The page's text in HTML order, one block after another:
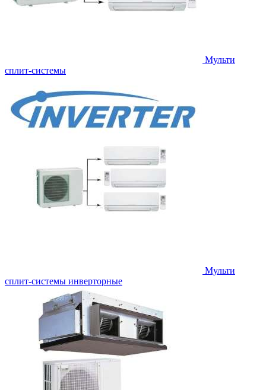
Мульти
сплит-системы
Мульти
сплит-системы инверторные